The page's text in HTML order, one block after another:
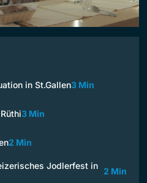
in St.Gallen3 Min
3 Min
2 Min
Jodlerfest in
2 Min